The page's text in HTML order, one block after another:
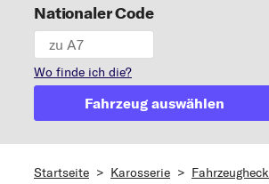
Nationaler Code
Wo finde ich die?
Fahrzeug auswählen
Startseite > Karosserie > Fahrzeugheck